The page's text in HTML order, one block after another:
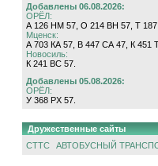
Добавлены 06.08.2026:
ОРЁЛ:
А 126 НМ 57, О 214 ВН 57, Т 187
Мценск:
А 703 КА 57, В 447 СА 47, К 451
Новосиль:
К 241 ВС 57.
Добавлены 05.08.2026:
ОРЁЛ:
У 368 РХ 57.
Дружественные сайты
СТТС
АВТОБУСНЫЙ